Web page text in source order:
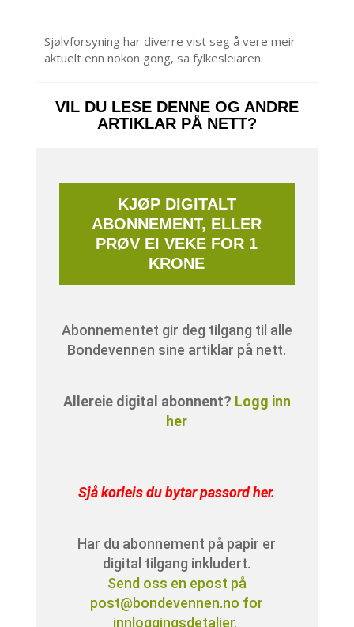
Sjølvforsyning har diverre vist seg å vere meir
aktuelt enn nokon gong, sa fylkesleiaren.
VIL DU LESE DENNE OG ANDRE
ARTIKLAR PÅ NETT?
KJØP DIGITALT
ABONNEMENT, ELLER
PRØV EI VEKE FOR 1
KRONE
Abonnementet gir deg tilgang til alle
Bondevennen sine artiklar på nett.
Allereie digital abonnent? Logg inn
her
Sjå korleis du bytar passord her.
Har du abonnement på papir er
digital tilgang inkludert.
Send oss en epost på
post@bondevennen.no for
innloggingsdetaljer.